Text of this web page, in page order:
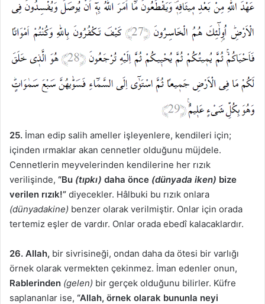
25. İman edip salih ameller işleyenlere, kendileri için;
içinden ırmaklar akan cennetler olduğunu müjdele.
Cennetlerin meyvelerinden kendilerine her rızık
verilişinde, “Bu (tıpkı) daha önce (dünyada iken) bize
verilen rızık!” diyecekler. Hâlbuki bu rızık onlara
(dünyadakine) benzer olarak verilmiştir. Onlar için orada
tertemiz eşler de vardır. Onlar orada ebedî kalacaklardır.
26. Allah, bir sivrisineği, ondan daha da ötesi bir varlığı
örnek olarak vermekten çekinmez. İman edenler onun,
Rablerinden (gelen) bir gerçek olduğunu bilirler. Küfre
saplananlar ise, “Allah, örnek olarak bununla neyi